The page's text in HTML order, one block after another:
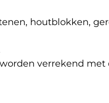
houtblokken,
verrekend